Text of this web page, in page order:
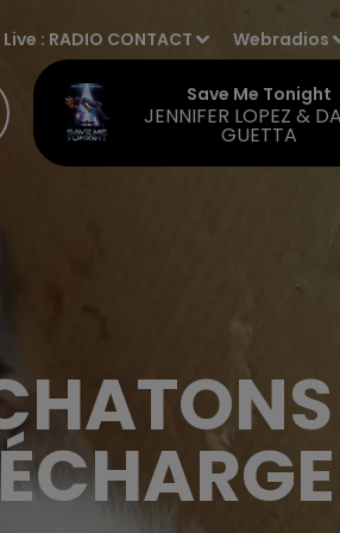
Live : RADIO CONTACT Webradios
Save Me Tonight
JENNIFER LOPEZ &
GUETTA